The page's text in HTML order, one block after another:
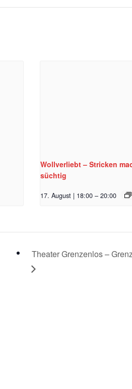
Wollverliebt – Stricken
süchtig
17. August | 18:00 – 20:00
Theater Grenzenlos –